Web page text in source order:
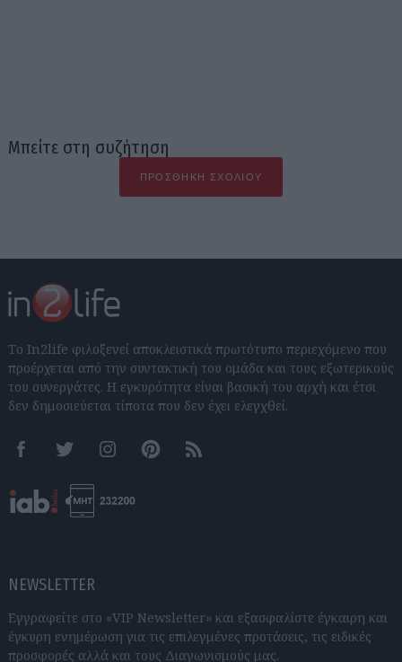
Μπείτε στη συζήτηση
ΠΡΟΣΘΉΚΗ ΣΧΟΛΊΟΥ
Το In2life φιλοξενεί αποκλειστικά πρωτότυπο περιεχόμενο που
προέρχεται από την συντακτική του ομάδα και τους εξωτερικούς
του συνεργάτες. Η εγκυρότητα είναι βασική του αρχή και έτσι
δεν δημοσιεύεται τίποτα που δεν έχει ελεγχθεί.
FacebookTwitter InstagramPinterestRSS feeds
NEWSLETTER
Εγγραφείτε στο «VIP Newsletter» και εξασφαλίστε έγκαιρη και
έγκυρη ενημέρωση για τις επιλεγμένες προτάσεις, τις ειδικές
προσφορές αλλά και τους Διαγωνισμούς μας.